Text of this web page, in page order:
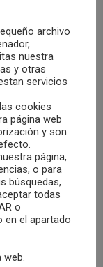
una webinar
con
ayuda para
nueva parcela
archivo
nuestra
y otras
servicios
cookies
página web
y son
página,
o para
búsquedas,
todas
o
en el apartado
web.